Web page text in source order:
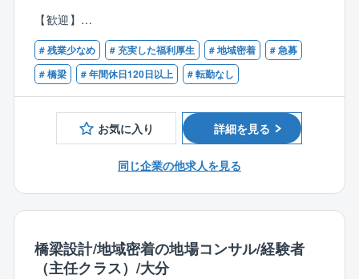
最適な環境です。
■職務詳細
土木工事全般の設計業務を主軸に、その他の企画、計
画、調査、測量、点検など。
また、社内での打ち合わせ、発注者（主に官公庁）と
の折衝、打ち合わせ・折衝に伴う議事録などの資料作
成も行います。
【同社について】
本社は設計部門、調査測量部門、補償部門、総務部
門、営業部門からなり、設計部門へ配属となります。
ます。
【歓迎】
■技術士補（建設部門）
■技術士（建設部門：鋼構造及びコンクリート）
■RCCM（鋼構造及びコンクリート）
# 残業少なめ # 充実した福利厚生 # 地域密着
# 急募
# 橋梁
# 年間休日120日以上 # 転勤なし
お気に入り 詳細を見る
同じ企業の他求人を見る
橋梁設計/地域密着の地場コンサル/経験者
（主任クラス）/大分